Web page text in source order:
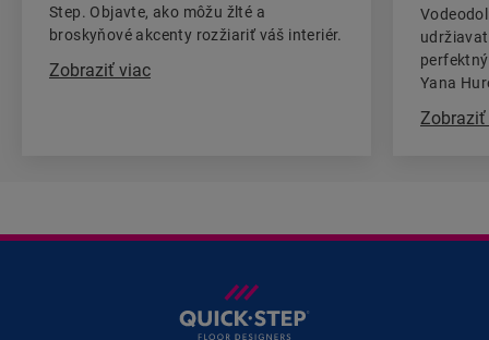
Step. Objavte, ako môžu žlté a
broskyňové akcenty rozžiariť váš interiér.
Zobraziť viac
Yana
Zobraziť